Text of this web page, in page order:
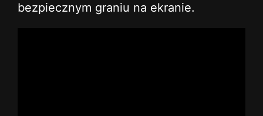
bezpiecznym graniu na ekranie.